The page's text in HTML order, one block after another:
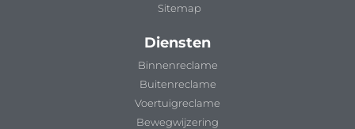
Sitemap
Diensten
Binnenreclame
Buitenreclame
Voertuigreclame
Bewegwijzering